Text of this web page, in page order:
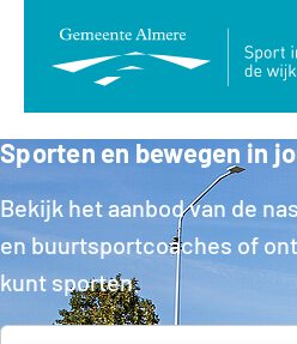
paginainhoud
Sporten en bewegen in
Bekijk het aanbod van de
en buurtsportcoaches of
kunt sporten.